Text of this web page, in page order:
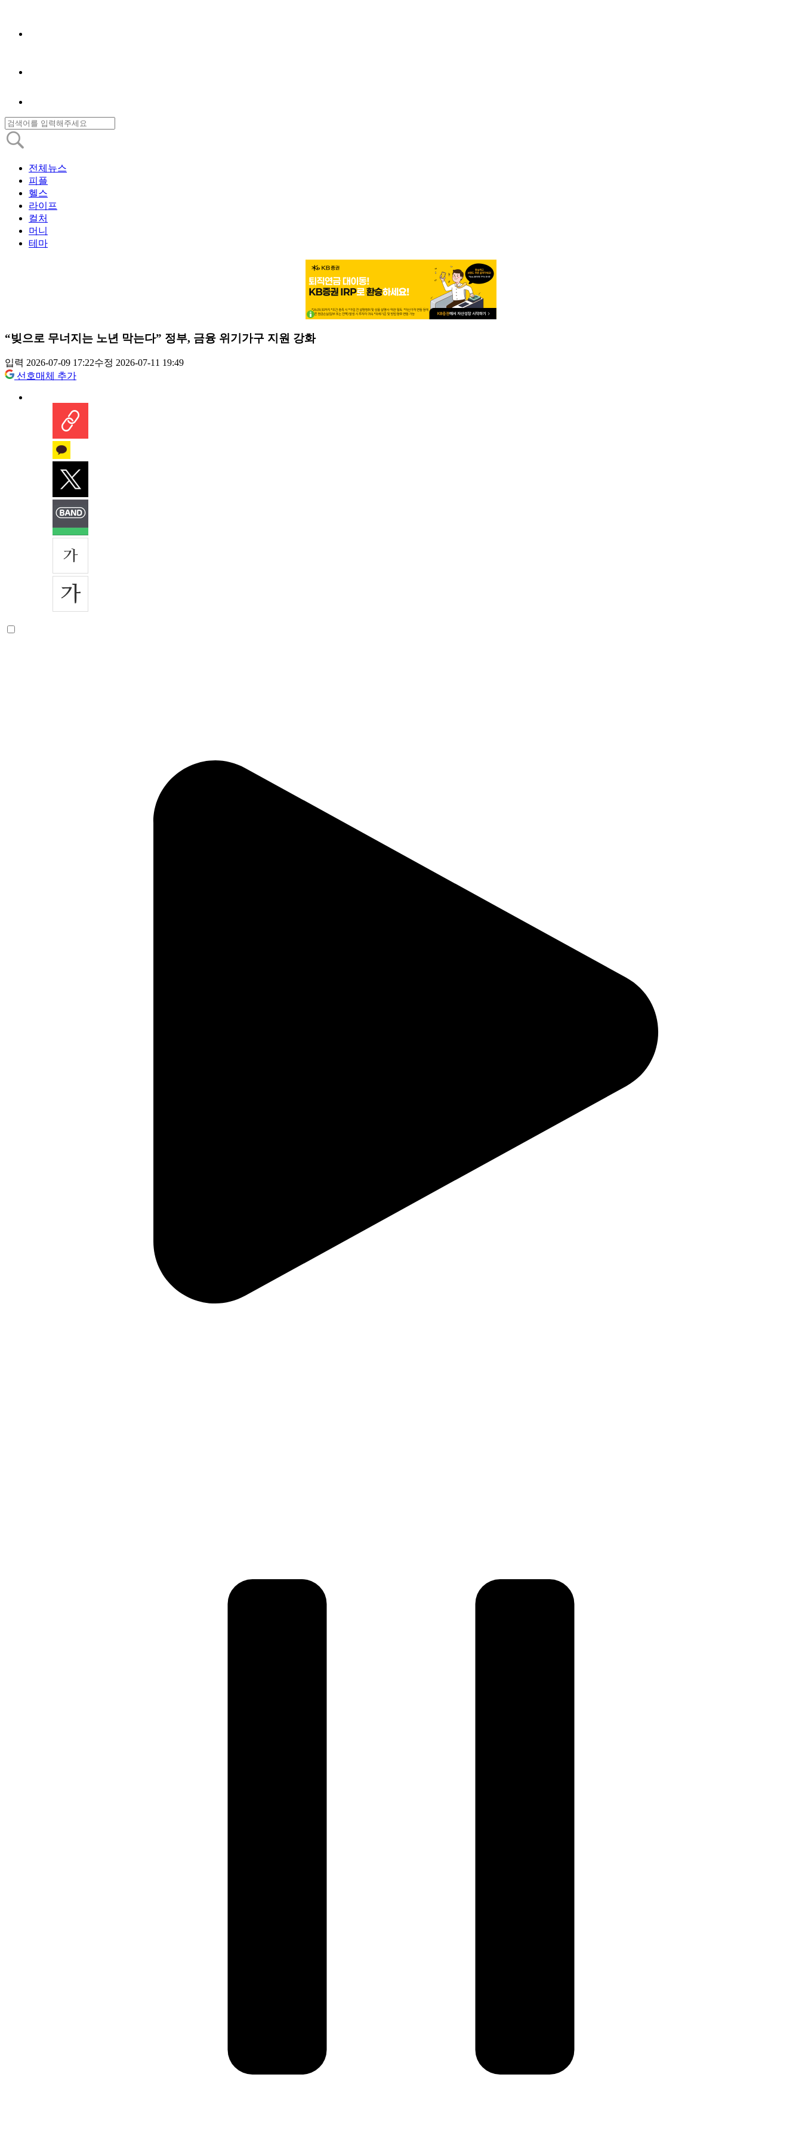
전체뉴스
피플
헬스
라이프
컬처
머니
테마
“빚으로 무너지는 노년 막는다” 정부, 금융 위기가구 지원 강화
입력 2026-07-09 17:22수정 2026-07-11 19:49
선호매체 추가